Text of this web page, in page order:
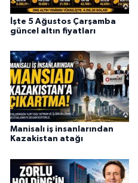
İşte 5 Ağustos Çarşamba
güncel altın fiyatları
Manisalı iş insanlarından
Kazakistan atağı